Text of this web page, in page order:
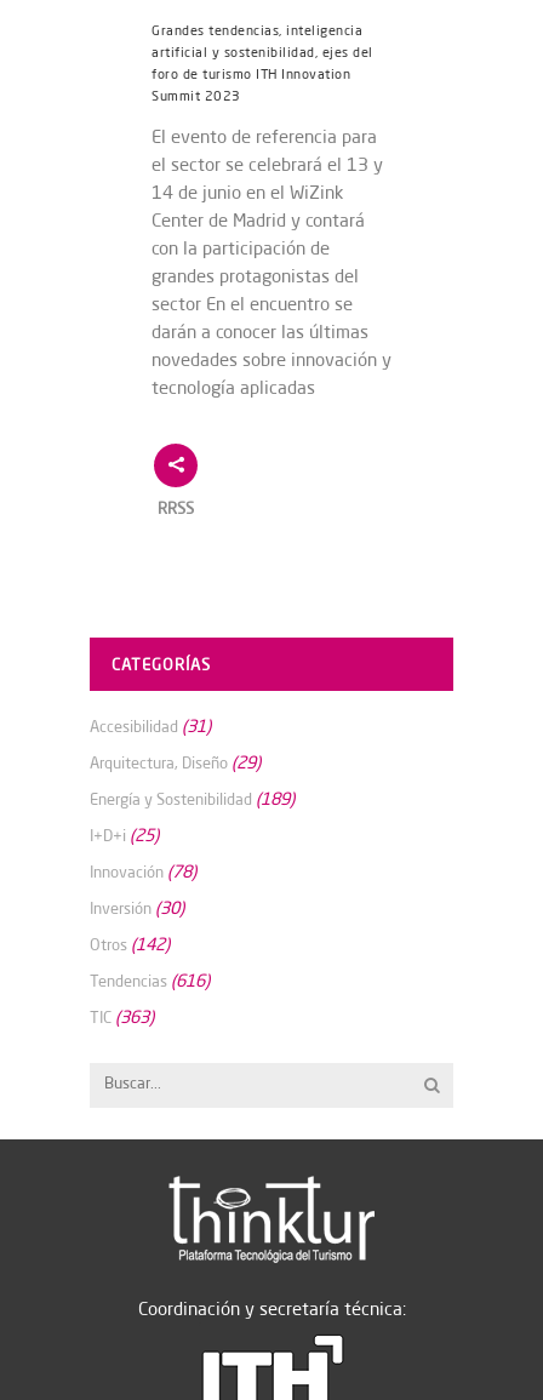
Grandes tendencias, inteligencia
artificial y sostenibilidad, ejes del
foro de turismo ITH Innovation
Summit 2023
El evento de referencia para
el sector se celebrará el 13 y
14 de junio en el WiZink
Center de Madrid y contará
con la participación de
grandes protagonistas del
sector En el encuentro se
darán a conocer las últimas
novedades sobre innovación y
tecnología aplicadas
RRSS
CATEGORÍAS
Accesibilidad (31)
Arquitectura, Diseño (29)
Energía y Sostenibilidad (189)
I+D+i (25)
Innovación (78)
Inversión (30)
Otros (142)
Tendencias (616)
TIC (363)
Coordinación y secretaría técnica: